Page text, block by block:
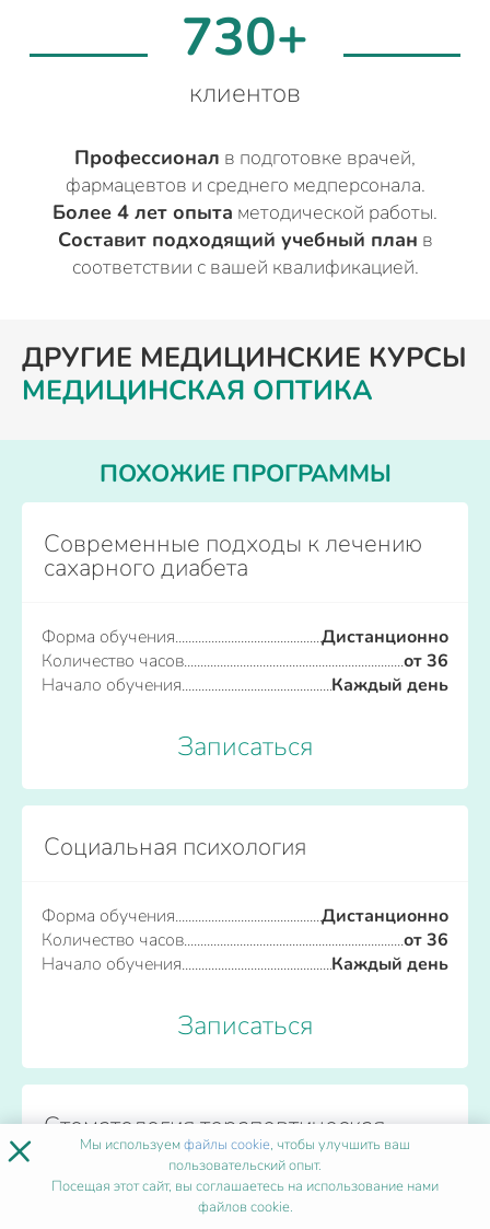
730+
клиентов
Профессионал в подготовке врачей,
фармацевтов и среднего медперсонала.
Более 4 лет опыта методической работы.
Составит подходящий учебный план в
соответствии с вашей квалификацией.
ДРУГИЕ МЕДИЦИНСКИЕ КУРСЫ
МЕДИЦИНСКАЯ ОПТИКА
ПОХОЖИЕ ПРОГРАММЫ
Современные подходы к лечению
сахарного диабета
Форма обучения
Дистанционно
Количество часов
от 36
Начало обучения
Каждый день
Записаться
Социальная психология
Форма обучения
Дистанционно
Количество часов
от 36
Начало обучения
Каждый день
Записаться
Стоматология терапевтическая
Форма обучения
Дистанционно
× Мы используемфайлы cookie, чтобы улучшить ваш
пользовательский опыт.
Посещая этот сайт, вы соглашаетесь на использование нами
файлов cookie.